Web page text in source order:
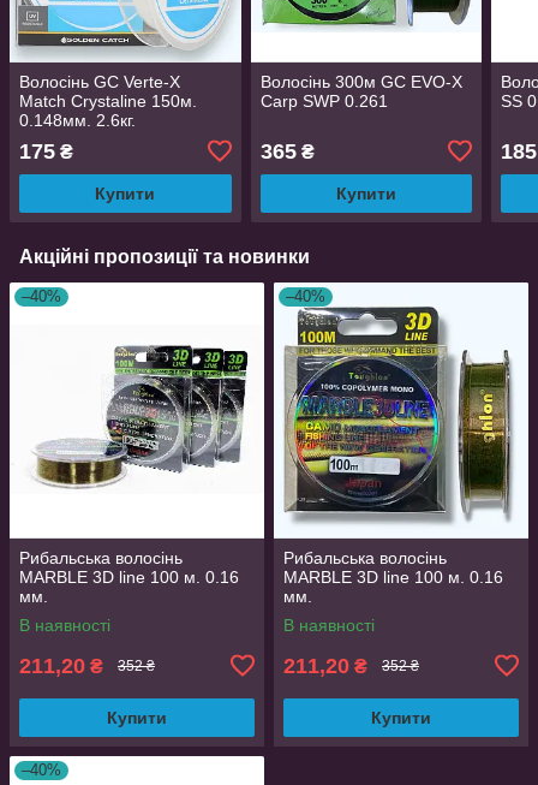
Волосінь GC Verte-X
Match Crystaline 150м.
0.148мм. 2.6кг.
175 ₴
Купити
Волосінь 300м GC EVO-X
Carp SWP 0.261
365₴
Купити
SS
185
Акційні пропозиції та новинки
–40%
Рибальська волосінь
MARBLE 3D line 100 м. 0.16
мм.
В наявності
211,20 ₴ 352 ₴
Купити
–40%
Рибальська волосінь
MARBLE 3D line 100 м. 0.16
мм.
В наявності
211,20 ₴ 352 ₴
Купити
–40%